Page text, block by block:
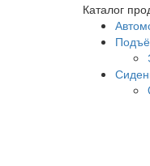
Каталог